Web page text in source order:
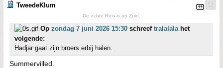
TweedeKlum
De echte Rico is op Zuid.
Op zondag 7 juni 2026 15:30 schreef tralalala het
volgende:
Hadjar gaat zijn broers erbij halen.
Summervilled.